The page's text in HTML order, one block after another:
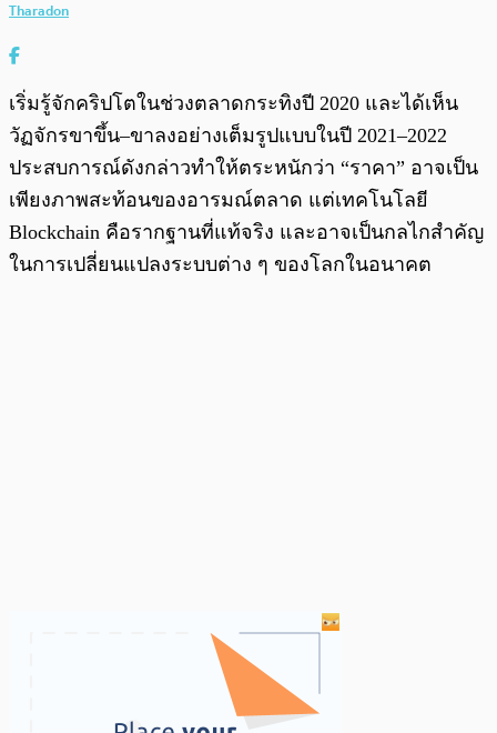
Tharadon
เริ่มรู้จักคริปโตในช่วงตลาดกระทิงปี 2020 และได้เห็น
วัฏจักรขาขึ้น–ขาลงอย่างเต็มรูปแบบในปี 2021–2022
ประสบการณ์ดังกล่าวทำให้ตระหนักว่า “ราคา” อาจเป็น
เพียงภาพสะท้อนของอารมณ์ตลาด แต่เทคโนโลยี
Blockchain คือรากฐานที่แท้จริง และอาจเป็นกลไกสำคัญ
ในการเปลี่ยนแปลงระบบต่าง ๆ ของโลกในอนาคต